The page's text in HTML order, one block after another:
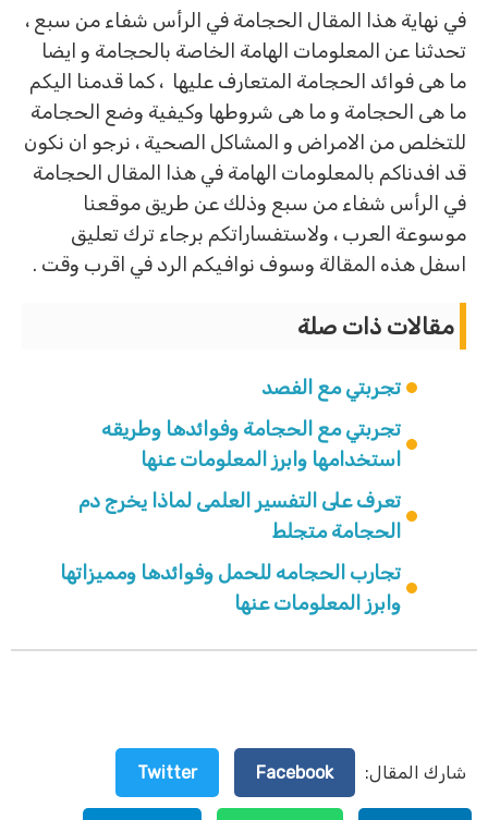
في نهاية هذا المقال الحجامة في الرأس شفاء من سبع ،
تحدثنا عن المعلومات الهامة الخاصة بالحجامة و ايضا
ما هى فوائد الحجامة المتعارف عليها ، كما قدمنا اليكم
ما هى الحجامة و ما هى شروطها وكيفية وضع الحجامة
للتخلص من الامراض و المشاكل الصحية ، نرجو ان نكون
قد افدناكم بالمعلومات الهامة في هذا المقال الحجامة
في الرأس شفاء من سبع وذلك عن طريق موقعنا
موسوعة العرب ، ولاستفساراتكم برجاء ترك تعليق
اسفل هذه المقالة وسوف نوافيكم الرد في اقرب وقت .
مقالات ذات صلة
تجربتي مع الفصد
تجربتي مع الحجامة وفوائدها وطريقه
استخدامها وابرز المعلومات عنها
تعرف على التفسير العلمى لماذا يخرج دم
الحجامة متجلط
تجارب الحجامه للحمل وفوائدها ومميزاتها
وابرز المعلومات عنها
شارك المقال: Facebook
Twitter